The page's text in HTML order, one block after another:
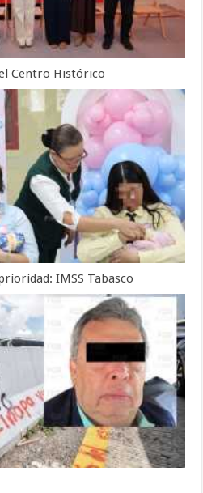
Centro Histórico
IMSS Tabasco